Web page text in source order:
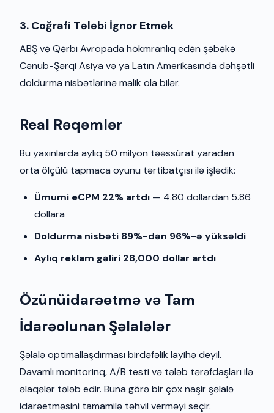
3. Coğrafi Tələbi İgnor Etmək
ABŞ və Qərbi Avropada hökmranlıq edən şəbəkə
Cənub-Şərqi Asiya və ya Latın Amerikasında dəhşətli
doldurma nisbətlərinə malik ola bilər.
Real Rəqəmlər
Bu yaxınlarda aylıq 50 milyon təəssürat yaradan
orta ölçülü tapmaca oyunu tərtibatçısı ilə işlədik:
Ümumi eCPM 22% artdı — 4.80 dollardan 5.86
dollara
Doldurma nisbəti 89%-dən 96%-ə yüksəldi
Aylıq reklam gəliri 28,000 dollar artdı
Özünüidarəetmə və Tam
İdarəolunan Şəlalələr
Şəlalə optimallaşdırması birdəfəlik layihə deyil.
Davamlı monitorinq, A/B testi və tələb tərəfdaşları ilə
əlaqələr tələb edir. Buna görə bir çox naşir şəlalə
idarəetməsini tamamilə təhvil verməyi seçir.